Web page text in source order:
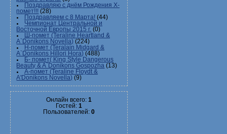
Поздравляю с днём Рождения Х-
помет!!! (28)
Поздравляем с 8 Марта! (44)
Чемпионат Центральной и
Восточной Европы 2015 г. (0)
Ш-помет (Teraline Heartland &
A`Donikons Novella) (224)
Н-помет (Teralain Midgard &
A`Donikons Hillori Hora) (488)
Б- помет( King Style Dangerous
Beauty & A`Donikons Gospozha (13)
А-помет (Teraline Floydt &
A'Donikons Novella) (9)
Онлайн всего: 1
Гостей: 1
Пользователей: 0